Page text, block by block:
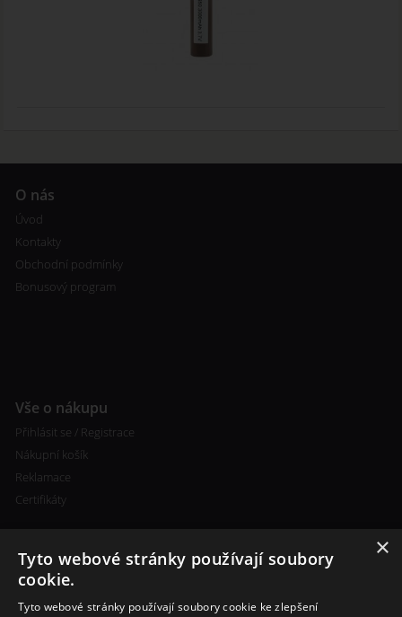
O nás
Úvod
Kontakty
Obchodní podmínky
Bonusový program
Vše o nákupu
Přihlásit se / Registrace
Nákupní košík
Reklamace
Certifikáty
×
Tyto webové stránky používají soubory
cookie.
Tyto webové stránky používají soubory cookie ke zlepšení